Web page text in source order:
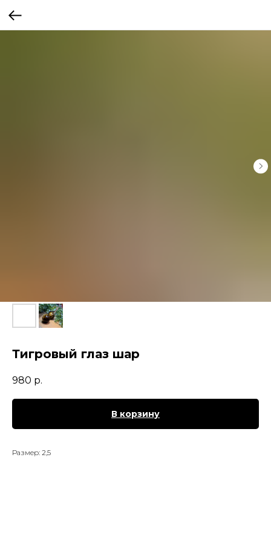
Тигровый глаз шар
980 р.
В корзину
Размер: 2,5